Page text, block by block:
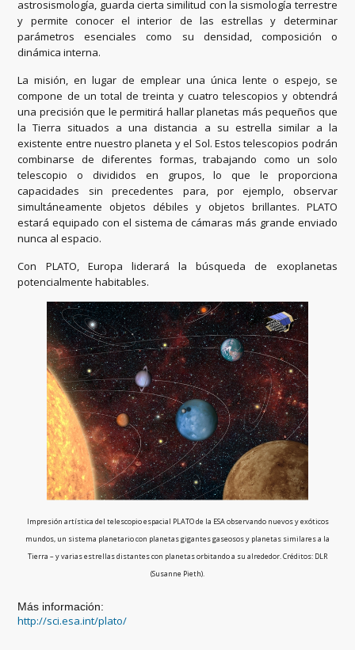
astrosismología, guarda cierta similitud con la sismología terrestre
y permite conocer el interior de las estrellas y determinar
parámetros esenciales como su densidad, composición o
dinámica interna.
La misión, en lugar de emplear una única lente o espejo, se
compone de un total de treinta y cuatro telescopios y obtendrá
una precisión que le permitirá hallar planetas más pequeños que
la Tierra situados a una distancia a su estrella similar a la
existente entre nuestro planeta y el Sol. Estos telescopios podrán
combinarse de diferentes formas, trabajando como un solo
telescopio o divididos en grupos, lo que le proporciona
capacidades sin precedentes para, por ejemplo, observar
simultáneamente objetos débiles y objetos brillantes. PLATO
estará equipado con el sistema de cámaras más grande enviado
nunca al espacio.
Con PLATO, Europa liderará la búsqueda de exoplanetas
potencialmente habitables.
Impresión artística del telescopio espacial PLATO de la ESA observando nuevos y exóticos
mundos, un sistema planetario con planetas gigantes gaseosos y planetas similares a la
Tierra – y varias estrellas distantes con planetas orbitando a su alrededor. Créditos: DLR
(Susanne Pieth).
Más información:
http://sci.esa.int/plato/